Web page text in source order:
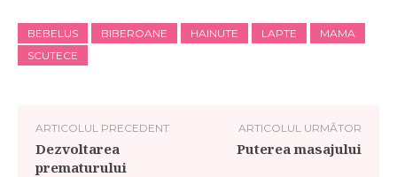
BEBELUS BIBEROANE HAINUTE LAPTE
MAMA
SCUTECE
ARTICOLUL PRECEDENT
Dezvoltarea
prematurului
ARTICOLUL URMĂTOR
Puterea masajului